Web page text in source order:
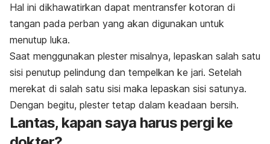
Hal ini dikhawatirkan dapat mentransfer kotoran di
tangan pada perban yang akan digunakan untuk
menutup luka.
Saat menggunakan plester misalnya, lepaskan salah satu
sisi penutup pelindung dan tempelkan ke jari. Setelah
merekat di salah satu sisi maka lepaskan sisi satunya.
Dengan begitu, plester tetap dalam keadaan bersih.
Lantas, kapan saya harus pergi ke